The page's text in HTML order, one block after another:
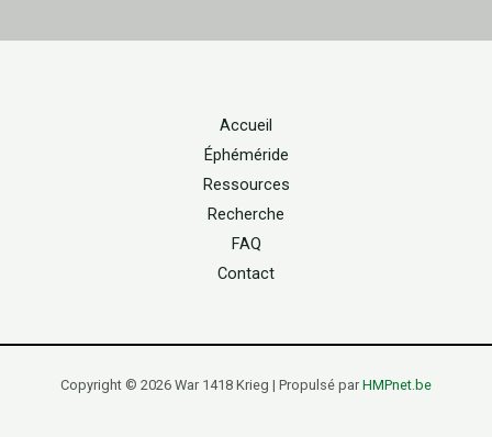
Accueil
Éphéméride
Ressources
Recherche
FAQ
Contact
Copyright © 2026 War 1418 Krieg | Propulsé par HMPnet.be